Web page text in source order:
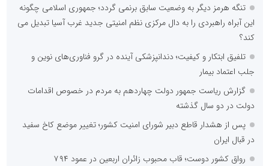
تنگه هرمز دیگر به وضعیت سابق برنمی گردد؛ جمهوری اسلامی چگونه
این آبراه راهبردی را به دال مرکزی نظم امنیتی جدید غرب آسیا تبدیل می
کند؟
تلفیق ابتکار و کیفیت؛ دندانپزشکی آینده در گرو فناوری‌های نوین و
جلب اعتماد بیمار
گزارش ریاست جمهور دولت چهاردهم به مردم در خصوص اقدامات
دولت در دو سال گذشته
پس از هشدار قاطع دبیر شورای امنیت کشور؛ تغییر موضع کاخ سفید
در قبال ایران
رواق کشور دوست؛ قاب محبوب زائران اربعین در عمود ۷۹۴